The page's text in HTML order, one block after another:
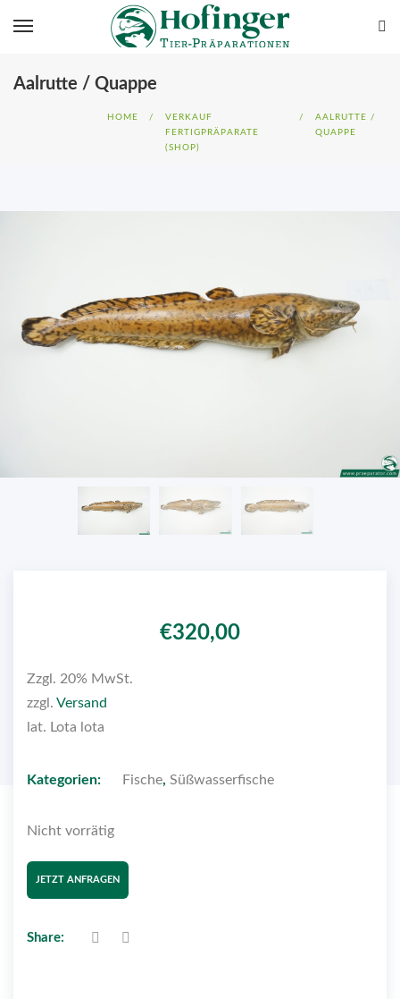
Aalrutte / Quappe
HOME /
VERKAUF
FERTIGPRÄPARATE
(SHOP)
/
AALRUTTE /
QUAPPE
€320,00
Zzgl. 20% MwSt.
zzgl. Versand
lat. Lota lota
Kategorien: Fische, Süßwasserfische
Nicht vorrätig
JETZT ANFRAGEN
Share: